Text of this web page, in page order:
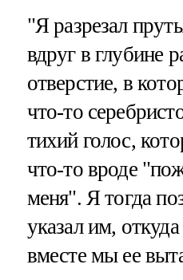
"Я разрезал
вдруг в глубине
отверстие, в
что-то
тихий голос,
что-то вроде
меня". Я тогда
указал им,
вместе мы ее